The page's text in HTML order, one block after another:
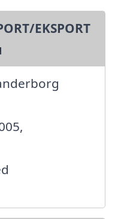
EKSPORT